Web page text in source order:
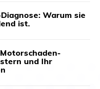
Warum sie
ist.
und Ihr